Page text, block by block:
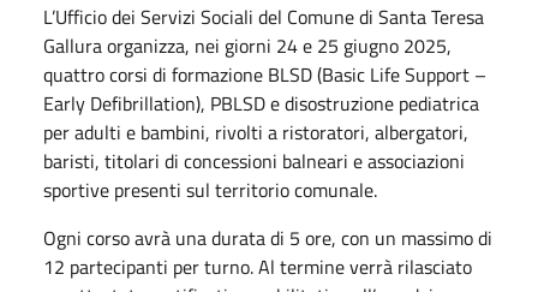
L’Ufficio dei Servizi Sociali del Comune di Santa Teresa
Gallura organizza, nei giorni 24 e 25 giugno 2025,
quattro corsi di formazione BLSD (Basic Life Support –
Early Defibrillation), PBLSD e disostruzione pediatrica
per adulti e bambini, rivolti a ristoratori, albergatori,
baristi, titolari di concessioni balneari e associazioni
sportive presenti sul territorio comunale.
Ogni corso avrà una durata di 5 ore, con un massimo di
12 partecipanti per turno. Al termine verrà rilasciato